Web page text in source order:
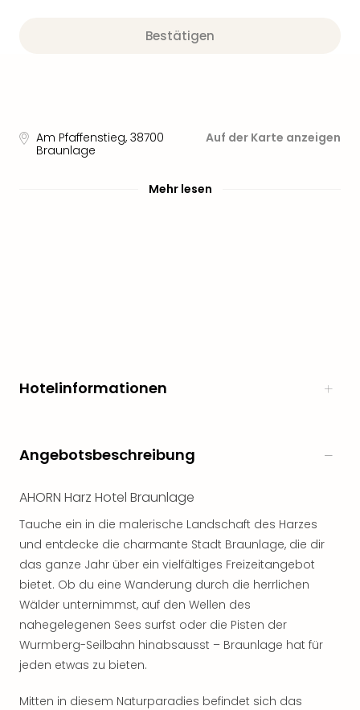
Bestätigen
Am Pfaffenstieg, 38700
Braunlage
Auf der Karte anzeigen
Mehr lesen
Hotelinformationen
Angebotsbeschreibung
AHORN Harz Hotel Braunlage
Tauche ein in die malerische Landschaft des Harzes
und entdecke die charmante Stadt Braunlage, die dir
das ganze Jahr über ein vielfältiges Freizeitangebot
bietet. Ob du eine Wanderung durch die herrlichen
Wälder unternimmst, auf den Wellen des
nahegelegenen Sees surfst oder die Pisten der
Wurmberg-Seilbahn hinabsausst – Braunlage hat für
jeden etwas zu bieten.
Mitten in diesem Naturparadies befindet sich das